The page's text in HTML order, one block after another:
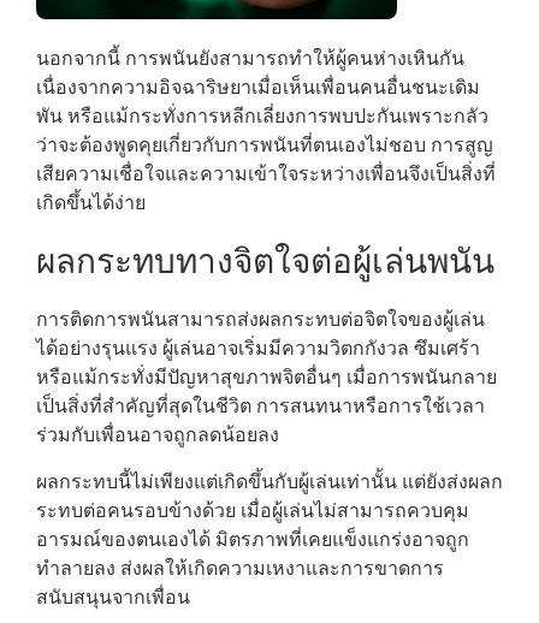
นอกจากนี้ การพนันยังสามารถทำให้ผู้คนห่างเหินกัน
เนื่องจากความอิจฉาริษยาเมื่อเห็นเพื่อนคนอื่นชนะเดิม
พัน หรือแม้กระทั่งการหลีกเลี่ยงการพบปะกันเพราะกลัว
ว่าจะต้องพูดคุยเกี่ยวกับการพนันที่ตนเองไม่ชอบ การสูญ
เสียความเชื่อใจและความเข้าใจระหว่างเพื่อนจึงเป็นสิ่งที่
เกิดขึ้นได้ง่าย
ผลกระทบทางจิตใจต่อผู้เล่นพนัน
การติดการพนันสามารถส่งผลกระทบต่อจิตใจของผู้เล่น
ได้อย่างรุนแรง ผู้เล่นอาจเริ่มมีความวิตกกังวล ซึมเศร้า
หรือแม้กระทั่งมีปัญหาสุขภาพจิตอื่นๆ เมื่อการพนันกลาย
เป็นสิ่งที่สำคัญที่สุดในชีวิต การสนทนาหรือการใช้เวลา
ร่วมกับเพื่อนอาจถูกลดน้อยลง
ผลกระทบนี้ไม่เพียงแต่เกิดขึ้นกับผู้เล่นเท่านั้น แต่ยังส่งผลก
ระทบต่อคนรอบข้างด้วย เมื่อผู้เล่นไม่สามารถควบคุม
อารมณ์ของตนเองได้ มิตรภาพที่เคยแข็งแกร่งอาจถูก
ทำลายลง ส่งผลให้เกิดความเหงาและการขาดการ
สนับสนุนจากเพื่อน